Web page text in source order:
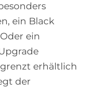
ein Black
ein
erhältlich
der